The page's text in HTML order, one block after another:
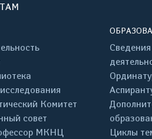
Комитет
совет
МКНЦ
Циклы